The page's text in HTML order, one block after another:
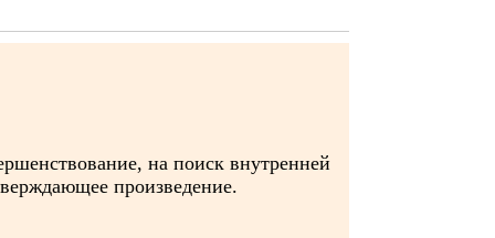
на поиск внутренней
произведение.